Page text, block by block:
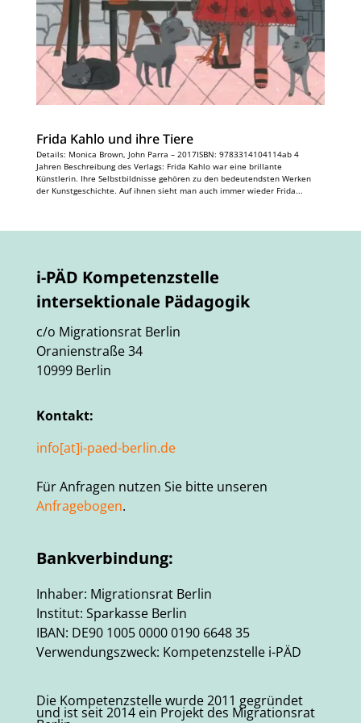
Frida Kahlo und ihre Tiere
Details: Monica Brown, John Parra – 2017ISBN: 9783314104114ab 4
Jahren Beschreibung des Verlags: Frida Kahlo war eine brillante
Künstlerin. Ihre Selbstbildnisse gehören zu den bedeutendsten Werken
der Kunstgeschichte. Auf ihnen sieht man auch immer wieder Frida...
i-PÄD Kompetenzstelle
intersektionale Pädagogik
c/o Migrationsrat Berlin
Oranienstraße 34
10999 Berlin
Kontakt:
info[at]i-paed-berlin.de
Für Anfragen nutzen Sie bitte unseren
Anfragebogen.
Bankverbindung:
Inhaber: Migrationsrat Berlin
Institut: Sparkasse Berlin
IBAN: DE90 1005 0000 0190 6648 35
Verwendungszweck: Kompetenzstelle i-PÄD
Die Kompetenzstelle wurde 2011 gegründet
und ist seit 2014 ein Projekt des Migrationsrat